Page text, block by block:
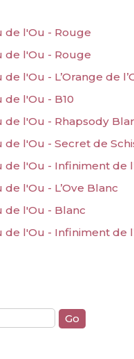
de l'Ou - Rouge
de l'Ou - Rouge
de l'Ou - L’Orange de
de l'Ou - B10
de l'Ou - Rhapsody
de l'Ou - Secret de
de l'Ou - Infiniment de
de l'Ou - L’Ove Blanc
de l'Ou - Blanc
de l'Ou - Infiniment de